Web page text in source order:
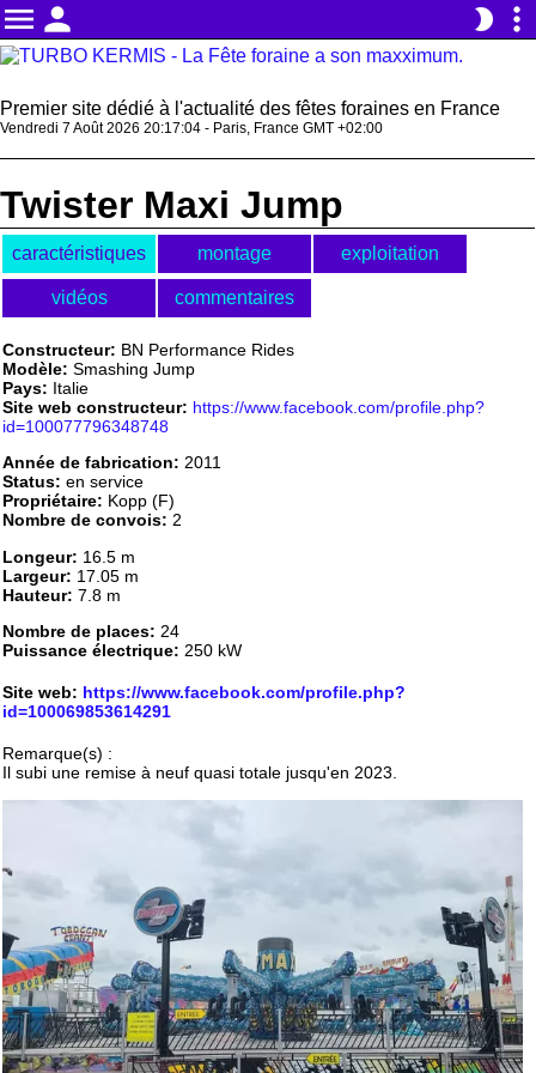
menu person brightness_2 more_vert
Premier site dédié à l'actualité des fêtes foraines en France
Vendredi 7 Août 2026 20:17:04 - Paris, France GMT +02:00
Twister Maxi Jump
caractéristiques montage exploitation
vidéos commentaires
Constructeur: BN Performance Rides
Modèle: Smashing Jump
Pays: Italie
Site web constructeur: https://www.facebook.com/profile.php?
id=100077796348748
Année de fabrication: 2011
Status: en service
Propriétaire: Kopp (F)
Nombre de convois: 2
Longeur: 16.5 m
Largeur: 17.05 m
Hauteur: 7.8 m
Nombre de places: 24
Puissance électrique: 250 kW
Site web: https://www.facebook.com/profile.php?
id=100069853614291
Remarque(s) :
Il subi une remise à neuf quasi totale jusqu'en 2023.